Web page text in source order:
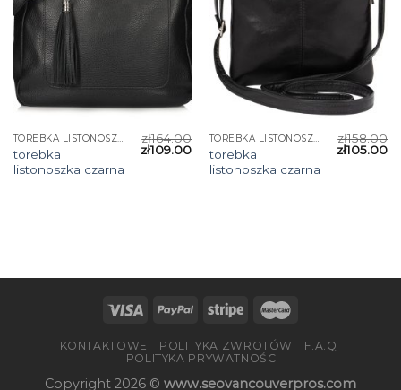
TOREBKA LISTONOSZKA CZARNA
torebka
listonoszka czarna
zł164.00
zł109.00
TOREBKA LISTONOSZKA CZARNA
torebka
listonoszka czarna
zł158.00
zł105.00
KONTAKTOWE POLITYKA ZWROTÓW
F.A.Q
POLITYKA PRYWATNOŚCI
Copyright 2026 © www.seovancouverpros.com